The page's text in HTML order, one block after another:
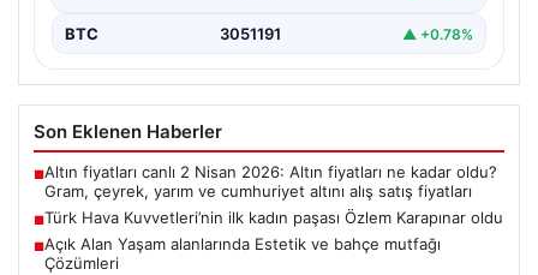
BTC 3051191 ▲ +0.78%
Son Eklenen Haberler
■Altın fiyatları canlı 2 Nisan 2026: Altın fiyatları ne kadar oldu?
Gram, çeyrek, yarım ve cumhuriyet altını alış satış fiyatları
■Türk Hava Kuvvetleri’nin ilk kadın paşası Özlem Karapınar oldu
■Açık Alan Yaşam alanlarında Estetik ve bahçe mutfağı
Çözümleri